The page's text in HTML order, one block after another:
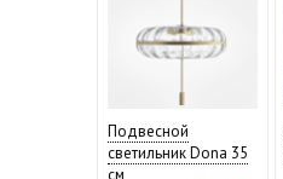
Подвесной
светильник Dona 35
см